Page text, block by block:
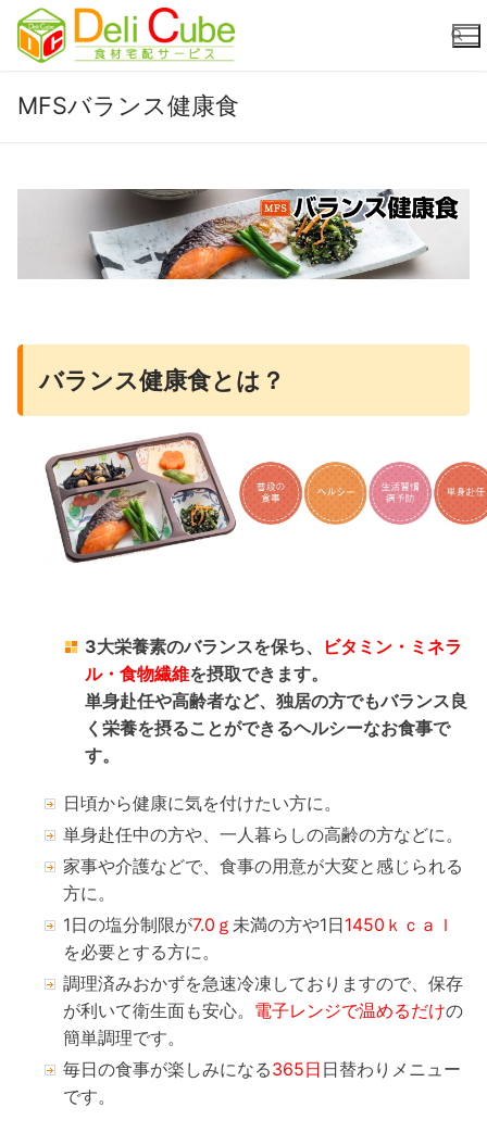
MFSバランス健康食
バランス健康食とは？
3大栄養素のバランスを保ち、
ビタミン・ミネラ
ル・食物繊維を摂取できます。
単身赴任や高齢者など、独居の方でもバランス良
く栄養を摂ることができるヘルシーなお食事で
す。
日頃から健康に気を付けたい方に。
単身赴任中の方や、一人暮らしの高齢の方などに。
家事や介護などで、食事の用意が大変と感じられる
方に。
1日の塩分制限が7.0ｇ 未満の方や1日1450ｋｃａｌ
を必要とする方に。
調理済みおかずを急速冷凍しておりますので、保存
が利いて衛生面も安心。 電子レンジで温めるだけの
簡単調理です。
毎日の食事が楽しみになる365日 日替わりメニュー
です。